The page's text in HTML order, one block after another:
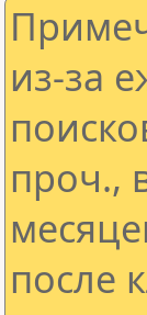
из-за
проч.,
после